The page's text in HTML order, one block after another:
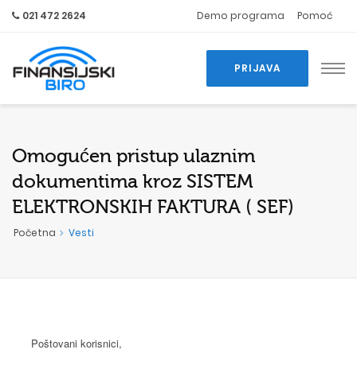
021 472 2624 Demo programa Pomoć
PRIJAVA
Omogućen pristup ulaznim
dokumentima kroz SISTEM
ELEKTRONSKIH FAKTURA ( SEF)
Početna Vesti
Poštovani korisnici,